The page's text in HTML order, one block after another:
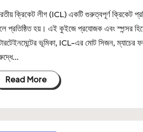
ক্রিকেট লীগ (ICL) একটি গুরুত্বপূর্ণ ক্রিকেট
প্রতিষ্ঠিত হয়। এই কুইজে প্রযোজক এবং স্পন্সর
ভূমিকা, ICL-এর মোট সিজন, ম্যাচের
Read More